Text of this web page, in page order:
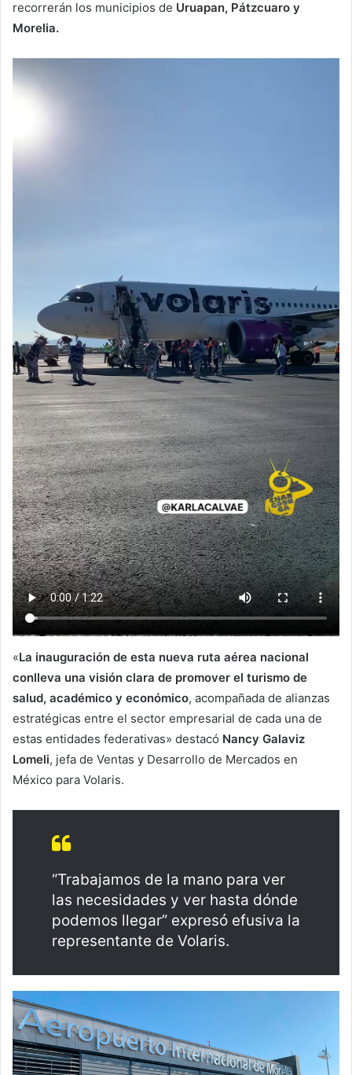
recorrerán los municipios de Uruapan, Pátzcuaro y
Morelia.
«La inauguración de esta nueva ruta aérea nacional
conlleva una visión clara de promover el turismo de
salud, académico y económico, acompañada de alianzas
estratégicas entre el sector empresarial de cada una de
estas entidades federativas» destacó Nancy Galaviz
Lomeli, jefa de Ventas y Desarrollo de Mercados en
México para Volaris.
“Trabajamos de la mano para ver
las necesidades y ver hasta dónde
podemos llegar” expresó efusiva la
representante de Volaris.